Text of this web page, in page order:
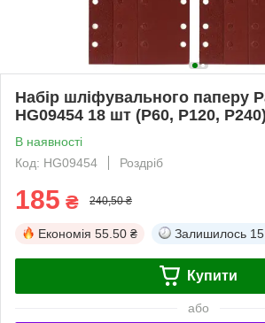
Набір шліфувального паперу
HG09454 18 шт (P60, P120, P240)
В наявності
Код: HG09454
Роздріб
185 ₴ 240,50 ₴
Економія 55.50 ₴ Залишилось
Купити
або